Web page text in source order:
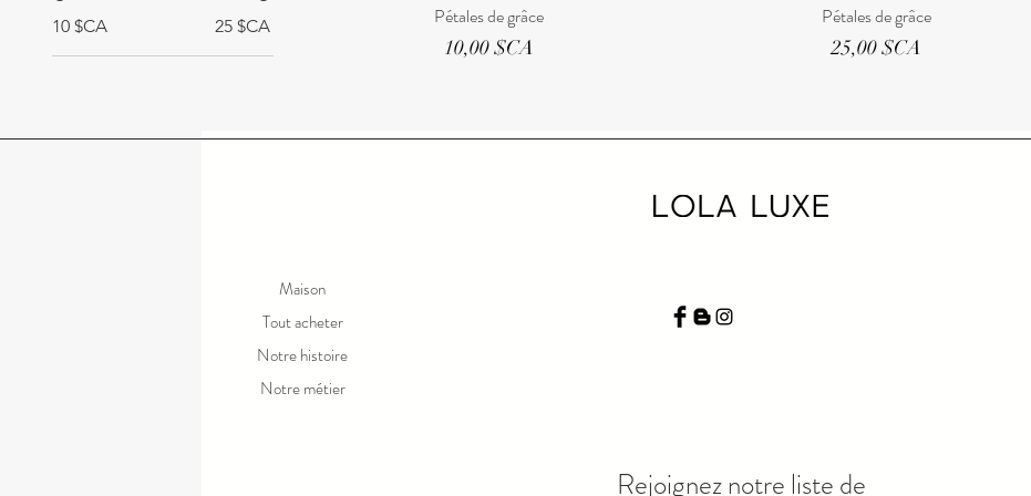
10 $CA 25 $CA Pétales de grâce
Prix
10,00 $CA
Pétales de grâce
Prix
25,00 $CA
Maison
Tout acheter
Notre histoire
Notre métier
Rejoignez notre liste de